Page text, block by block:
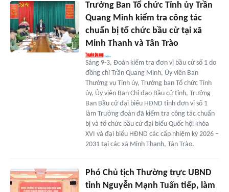
Trưởng Ban Tổ chức Tỉnh ủy Trần
Quang Minh kiểm tra công tác
chuẩn bị tổ chức bầu cử tại xã
Minh Thanh và Tân Trào
Sáng 9-3, Đoàn kiểm tra đơn vị bầu cử số 1 do
đồng chí Trần Quang Minh, Ủy viên Ban
Thường vụ Tỉnh ủy, Trưởng ban Tổ chức Tỉnh
ủy, Ủy viên Ban Chỉ đạo Bầu cử tỉnh, Trưởng
Ban Bầu cử đại biểu HĐND tỉnh đơn vị số 1
làm Trưởng đoàn đã kiểm tra công tác chuẩn
bị và tổ chức bầu cử đại biểu Quốc hội khóa
XVI và đại biểu HĐND các cấp nhiệm kỳ 2026 –
2031 tại các xã Minh Thanh, Tân Trào.
Phó Chủ tịch Thường trực UBND
tỉnh Nguyễn Mạnh Tuấn tiếp, làm